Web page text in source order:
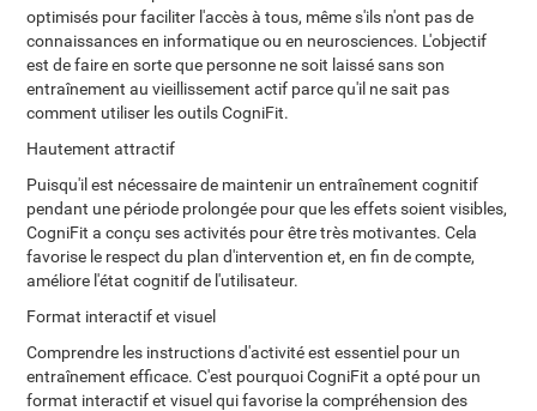
optimisés pour faciliter l'accès à tous, même s'ils n'ont pas de
connaissances en informatique ou en neurosciences. L'objectif
est de faire en sorte que personne ne soit laissé sans son
entraînement au vieillissement actif parce qu'il ne sait pas
comment utiliser les outils CogniFit.
Hautement attractif
Puisqu'il est nécessaire de maintenir un entraînement cognitif
pendant une période prolongée pour que les effets soient visibles,
CogniFit a conçu ses activités pour être très motivantes. Cela
favorise le respect du plan d'intervention et, en fin de compte,
améliore l'état cognitif de l'utilisateur.
Format interactif et visuel
Comprendre les instructions d'activité est essentiel pour un
entraînement efficace. C'est pourquoi CogniFit a opté pour un
format interactif et visuel qui favorise la compréhension des